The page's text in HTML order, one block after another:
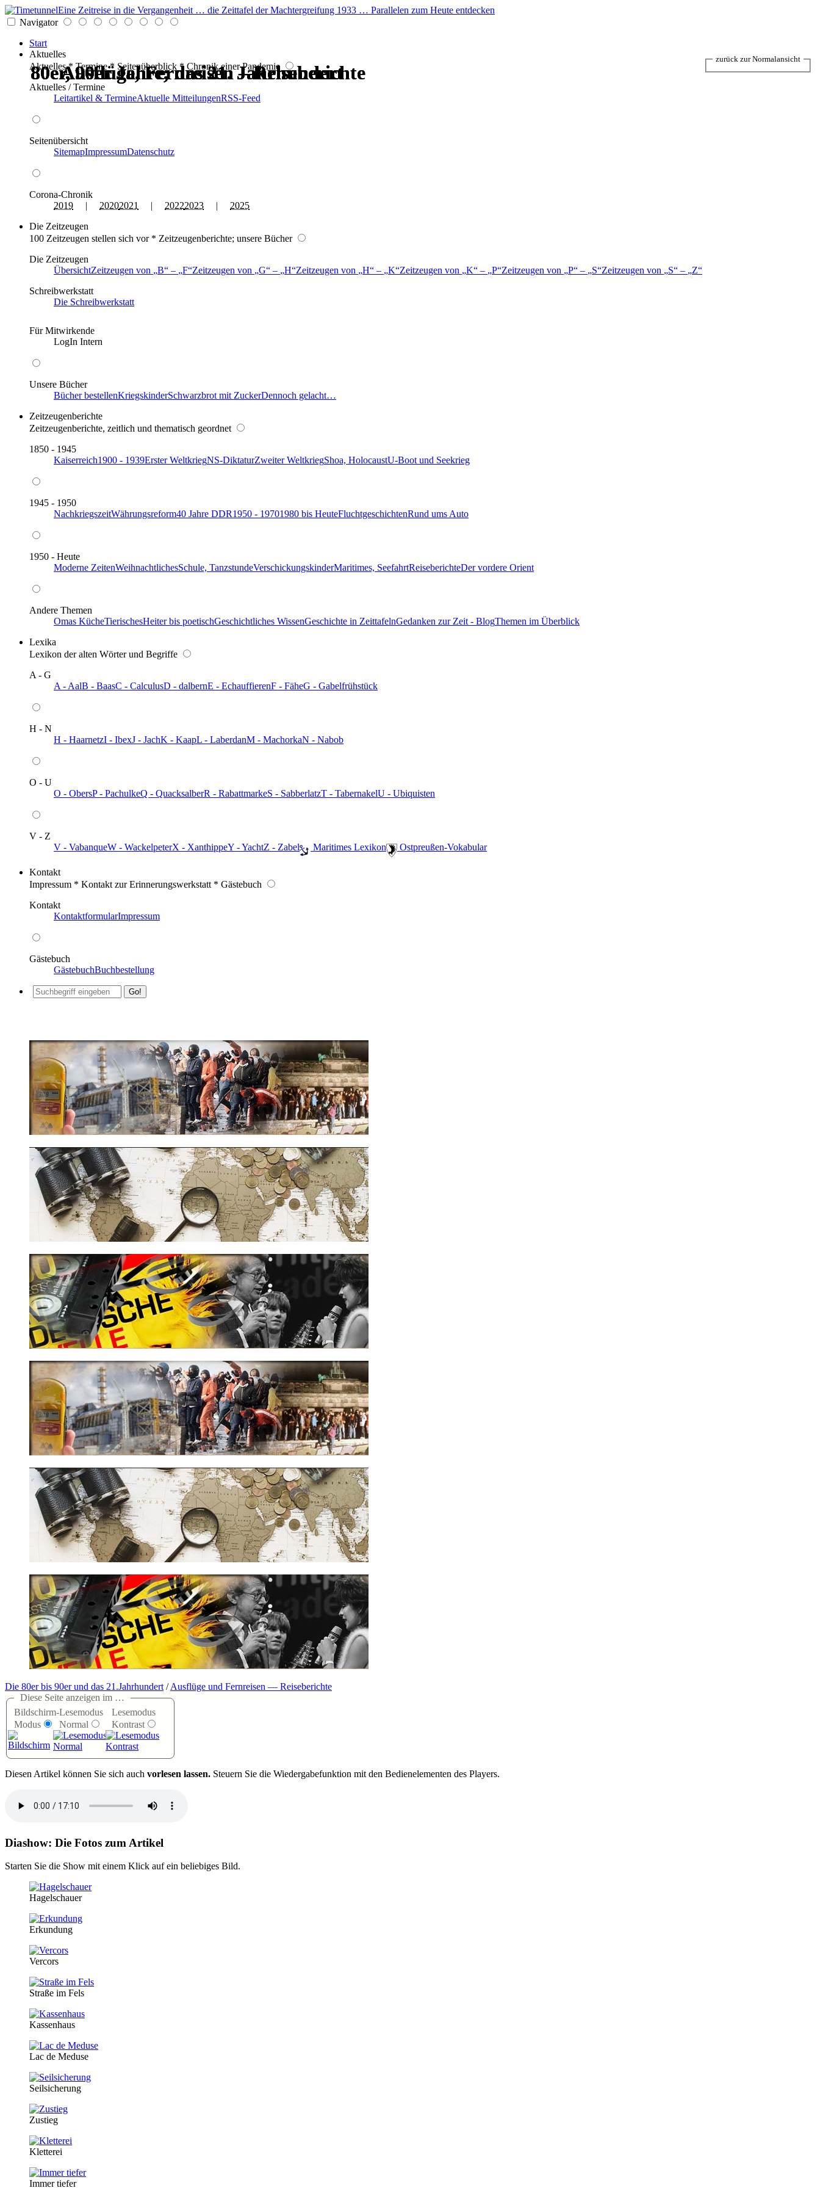
Eine Zeitreise in die Vergangenheit … die Zeittafel der Machtergreifung 1933 … Parallelen zum Heute entdecken
Navigator
Start
Aktuelles
Aktuelles * Termine * Seitenüberblick * Chronik einer Pandemie
Aktuelles / Termine
Leitartikel & TermineAktuelle MitteilungenRSS-Feed
Seitenübersicht
SitemapImpressumDatenschutz
Corona-Chronik
2019 | 20202021 | 20222023 | 2025
Die Zeitzeugen
100 Zeitzeugen stellen sich vor * Zeitzeugenberichte; unsere Bücher
Die Zeitzeugen
ÜbersichtZeitzeugen von B – F Zeitzeugen von G – H Zeitzeugen von H – K Zeitzeugen von K – P Zeitzeugen von P – S Zeitzeugen von S –
Z
Schreibwerkstatt
Die Schreibwerkstatt
Für Mitwirkende
LogIn Intern
Unsere Bücher
Bücher bestellenKriegskinderSchwarzbrot mit ZuckerDennoch gelacht…
Zeitzeugenberichte
Zeitzeugenberichte, zeitlich und thematisch geordnet
1850 - 1945
Kaiserreich1900 - 1939Erster WeltkriegNS-DiktaturZweiter WeltkriegShoa, HolocaustU-Boot und Seekrieg
1945 - 1950
NachkriegszeitWährungsreform40 Jahre DDR1950 - 19701980 bis HeuteFluchtgeschichtenRund ums Auto
1950 - Heute
Moderne ZeitenWeihnachtlichesSchule, TanzstundeVerschickungskinderMaritimes, SeefahrtReiseberichteDer vordere Orient
Andere Themen
Omas KücheTierischesHeiter bis poetischGeschichtliches WissenGeschichte in ZeittafelnGedanken zur Zeit - BlogThemen im Überblick
Lexika
Lexikon der alten Wörter und Begriffe
A - G
A - AalB - BaasC - CalculusD - dalbernE - EchauffierenF - FäheG - Gabelfrühstück
H - N
H - HaarnetzI - IbexJ - JachK - KaapL - LaberdanM - MachorkaN - Nabob
O - U
O - ObersP - PachulkeQ - QuacksalberR - RabattmarkeS - SabberlatzT - TabernakelU - Ubiquisten
V - Z
V - VabanqueW - WackelpeterX - XanthippeY - YachtZ - Zabel ️ Maritimes Lexikon ️ Ostpreußen-Vokabular
Kontakt
Impressum * Kontakt zur Erinnerungswerkstatt * Gästebuch
Kontakt
KontaktformularImpressum
Gästebuch
GästebuchBuchbestellung
80er, 90er Jahre; das 21. Jahrhundert
Ausflüge, Fernreisen – Reiseberichte
80er, 90er Jahre; das 21. Jahrhundert
80er, 90er Jahre; das 21. Jahrhundert
Ausflüge, Fernreisen – Reiseberichte
80er, 90er Jahre; das 21. Jahrhundert
Die 80er bis 90er und das 21.Jahrhundert/Ausflüge und Fernreisen — Reiseberichte
Diese Seite anzeigen im …
Bildschirm-
Modus
Lesemodus
Normal
Lesemodus
Kontrast
Diesen Artikel können Sie sich auch vorlesen lassen. Steuern Sie die Wiedergabefunktion mit den Bedienelementen des Players.
Diashow: Die Fotos zum Artikel
Starten Sie die Show mit einem Klick auf ein beliebiges Bild.
Hagelschauer
Erkundung
Vercors
Straße im Fels
Kassenhaus
Lac de Meduse
Seilsicherung
Zustieg
Kletterei
Immer tiefer
zurück zur Normalansicht